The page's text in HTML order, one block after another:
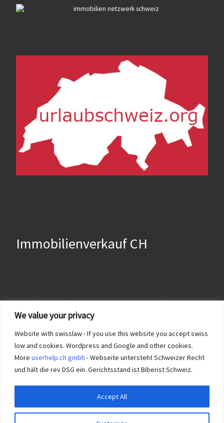
We value your privacy
Website with swisslaw - If you use this website you accept swiss
low and cookies. Wordpress and Google and other cookies.
More userhelp.ch gmbh - Webseite untersteht Schweizer Recht
und hält die rev DSG ein. Gerichtsstand ist Biberist Schweiz.
Accept All
Immobilienverkauf CH
Immobilien verkaufen in der Schweiz ist unterschiedlich geregelt. In
einem Kanton geht es direkt via lokaler Notar, in anderen braucht
es Reservationsverträge und evt. notarieller Vorvertrag!
undImmobilie KT Solothurn verkaufen?
Bestes Immobilienportal Schweiz?
vorbehalten